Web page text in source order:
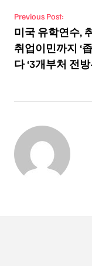
Post
Previous Post:
미국 유학연수,
취업이민까지 ‘
다 ‘3개부처 전